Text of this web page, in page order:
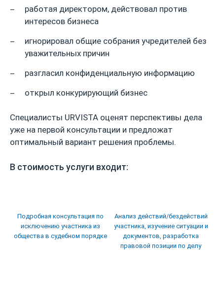
работая директором, действовал против
интересов бизнеса
игнорировал общие собрания учредителей без
уважительных причин
разгласил конфиденциальную информацию
открыл конкурирующий бизнес
Специалисты URVISTA оценят перспективы дела
уже на первой консультации и предложат
оптимальный вариант решения проблемы.
В стоимость услуги входит:
Подробная консультация по
исключению участника из
общества в судебном порядке
Анализ действий/бездействий
участника, изучение ситуации и
документов, разработка
правовой позиции по делу